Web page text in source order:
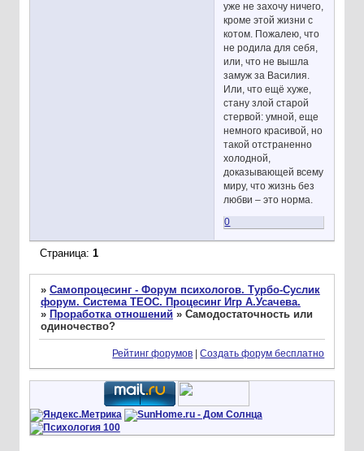
уже не захочу ничего,
кроме этой жизни с
котом. Пожалею, что
не родила для себя,
или, что не вышла
замуж за Василия.
Или, что ещё хуже,
стану злой старой
стервой: умной, еще
немного красивой, но
такой отстраненно
холодной,
доказывающей всему
миру, что жизнь без
любви – это норма.
0
Страница: 1
» Самопроцесинг - Форум психологов. Турбо-Суслик
форум. Система ТЕОС. Процесинг Игр А.Усачева.
» Проработка отношений » Самодостаточность или
одиночество?
Рейтинг форумов |Создать форум бесплатно